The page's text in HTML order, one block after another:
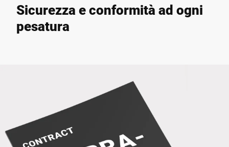
Sicurezza e conformità ad ogni
pesatura